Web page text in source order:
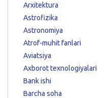
Arxitektura
Astrofizika
Astronomiya
Atrof-muhit fanlari
Aviatsiya
Axborot texnologiyalari
Bank ishi
Barcha soha